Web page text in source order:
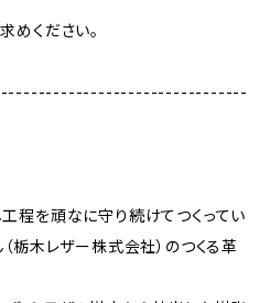
めください。
程を頑なに守り続けてつくってい
栃木レザー株式会社）のつくる革